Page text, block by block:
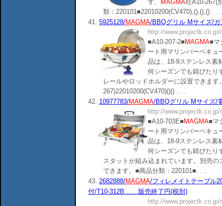
ず、 MAGMA社A10-267(
類：220101■22010200(CV470),(),(),() . . .
41. 5925128/MAGMA/BBQグリル Mサイズ/
http://
■A10-207-2■ MAGMA■マ
ート用マリンバーベキュ
品は、18-9ステンレス素
何シーズンでも錆びたり
レールやロッドホルダーに設置できま
267)22010200(CV470)()() . . .
42. 10977783/MAGMA/BBQグリル Mサイズ/
http://
■A10-703E■ MAGMA■マ
ート用マリンバーベキュ
品は、18-9ステンレス素
何シーズンでも錆びたり
スタットが組み込まれています。別売
できます。■商品分類：220101■. . .
43. 2682888/MAGMA/フィレメイトテーブル
付/T10-312B.......販売終了円(税別)
http://